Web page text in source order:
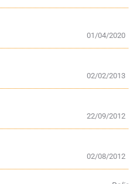
01/04/2020
02/02/2013
22/09/2012
02/08/2012